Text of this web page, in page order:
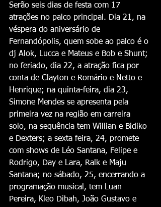
Serão seis dias de festa com 17
atrações no palco principal. Dia 21, na
véspera do aniversário de
Fernandópolis, quem sobe ao palco é o
dj Alok, Lucca e Mateus e Bob e Shunt;
no feriado, dia 22, a atração fica por
conta de Clayton e Romário e Netto e
Henrique; na quinta-feira, dia 23,
Simone Mendes se apresenta pela
primeira vez na região em carreira
solo, na sequência tem Willian e Bidiko
e Dexters; a sexta feira, 24, promete
com shows de Léo Santana, Felipe e
Rodrigo, Day e Lara, Ralk e Maju
Santana; no sábado, 25, encerrando a
programação musical, tem Luan
Pereira, Kleo Dibah, João Gustavo e